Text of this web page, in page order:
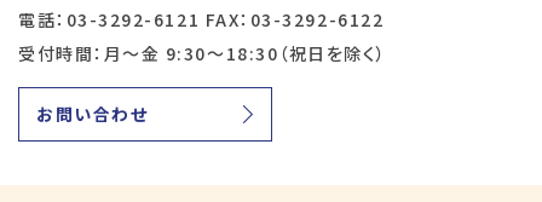
電話：03-3292-6121 FAX：03-3292-6122
受付時間：月～金 9:30～18:30（祝日を除く）
お問い合わせ